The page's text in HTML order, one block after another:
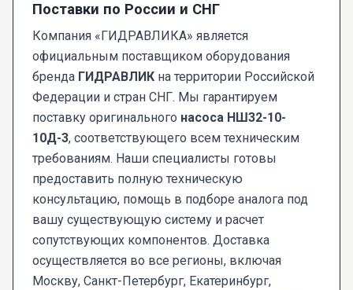
Поставки по России и СНГ
Компания «ГИДРАВЛИКА» является
официальным поставщиком оборудования
бренда ГИДРАВЛИК на территории Российской
Федерации и стран СНГ. Мы гарантируем
поставку оригинального насоса НШ32-10-
10Д-3, соответствующего всем техническим
требованиям. Наши специалисты готовы
предоставить полную техническую
консультацию, помощь в подборе аналога под
вашу существующую систему и расчет
сопутствующих компонентов. Доставка
осуществляется во все регионы, включая
Москву, Санкт-Петербург, Екатеринбург,